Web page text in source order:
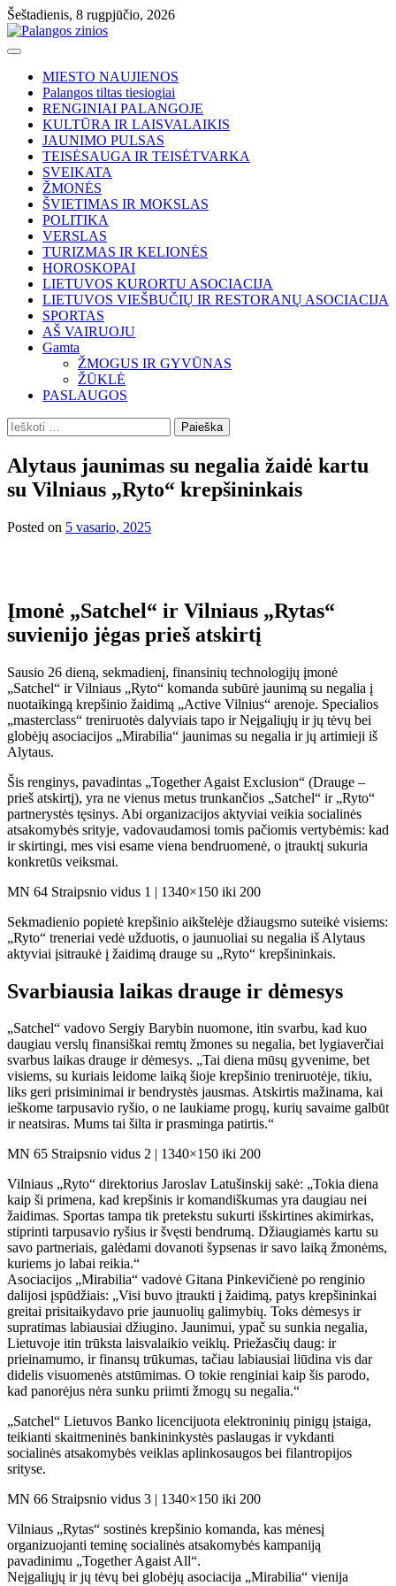
Skip
to
content
Šeštadienis, 8 rugpjūčio, 2026
MIESTO NAUJIENOS
Palangos tiltas tiesiogiai
RENGINIAI PALANGOJE
KULTŪRA IR LAISVALAIKIS
JAUNIMO PULSAS
TEISĖSAUGA IR TEISĖTVARKA
SVEIKATA
ŽMONĖS
ŠVIETIMAS IR MOKSLAS
POLITIKA
VERSLAS
TURIZMAS IR KELIONĖS
HOROSKOPAI
LIETUVOS KURORTU ASOCIACIJA
LIETUVOS VIEŠBUČIŲ IR RESTORANŲ ASOCIACIJA
SPORTAS
AŠ VAIRUOJU
Gamta
ŽMOGUS IR GYVŪNAS
ŽŪKLĖ
PASLAUGOS
Ieškoti:
Alytaus jaunimas su negalia žaidė kartu
su Vilniaus „Ryto“ krepšininkais
Posted on 5 vasario, 2025
Įmonė „Satchel“ ir Vilniaus „Rytas“
suvienijo jėgas prieš atskirtį
Sausio 26 dieną, sekmadienį, finansinių technologijų įmonė
„Satchel“ ir Vilniaus „Ryto“ komanda subūrė jaunimą su negalia į
nuotaikingą krepšinio žaidimą „Active Vilnius“ arenoje. Specialios
„masterclass“ treniruotės dalyviais tapo ir Neįgaliųjų ir jų tėvų bei
globėjų asociacijos „Mirabilia“ jaunimas su negalia ir jų artimieji iš
Alytaus.
Šis renginys, pavadintas „Together Agaist Exclusion“ (Drauge –
prieš atskirtį), yra ne vienus metus trunkančios „Satchel“ ir „Ryto“
partnerystės tęsinys. Abi organizacijos aktyviai veikia socialinės
atsakomybės srityje, vadovaudamosi tomis pačiomis vertybėmis: kad
ir skirtingi, mes visi esame viena bendruomenė, o įtrauktį sukuria
konkretūs veiksmai.
MN 64 Straipsnio vidus 1 | 1340×150 iki 200
Sekmadienio popietė krepšinio aikštelėje džiaugsmo suteikė visiems:
„Ryto“ treneriai vedė užduotis, o jaunuoliai su negalia iš Alytaus
aktyviai įsitraukė į žaidimą drauge su „Ryto“ krepšininkais.
Svarbiausia laikas drauge ir dėmesys
„Satchel“ vadovo Sergiy Barybin nuomone, itin svarbu, kad kuo
daugiau verslų finansiškai remtų žmones su negalia, bet lygiaverčiai
svarbus laikas drauge ir dėmesys. „Tai diena mūsų gyvenime, bet
visiems, su kuriais leidome laiką šioje krepšinio treniruotėje, tikiu,
liks geri prisiminimai ir bendrystės jausmas. Atskirtis mažinama, kai
ieškome tarpusavio ryšio, o ne laukiame progų, kurių savaime galbūt
ir neatsiras. Mums tai šilta ir prasminga patirtis.“
MN 65 Straipsnio vidus 2 | 1340×150 iki 200
Vilniaus „Ryto“ direktorius Jaroslav Latušinskij sakė: „Tokia diena
kaip ši primena, kad krepšinis ir komandiškumas yra daugiau nei
žaidimas. Sportas tampa tik pretekstu sukurti išskirtines akimirkas,
stiprinti tarpusavio ryšius ir švęsti bendrumą. Džiaugiamės kartu su
savo partneriais, galėdami dovanoti šypsenas ir savo laiką žmonėms,
kuriems jo labai reikia.“
Asociacijos „Mirabilia“ vadovė Gitana Pinkevičienė po renginio
dalijosi įspūdžiais: „Visi buvo įtraukti į žaidimą, patys krepšininkai
greitai prisitaikydavo prie jaunuolių galimybių. Toks dėmesys ir
supratimas labiausiai džiugino. Jaunimui, ypač su sunkia negalia,
Lietuvoje itin trūksta laisvalaikio veiklų. Priežasčių daug: ir
prieinamumo, ir finansų trūkumas, tačiau labiausiai liūdina vis dar
didelis visuomenės atstūmimas. O tokie renginiai kaip šis parodo,
kad panorėjus nėra sunku priimti žmogų su negalia.“
„Satchel“ Lietuvos Banko licencijuota elektroninių pinigų įstaiga,
teikianti skaitmeninės bankininkystės paslaugas ir vykdanti
socialinės atsakomybės veiklas aplinkosaugos bei filantropijos
srityse.
MN 66 Straipsnio vidus 3 | 1340×150 iki 200
Vilniaus „Rytas“ sostinės krepšinio komanda, kas mėnesį
organizuojanti teminę socialinės atsakomybės kampaniją
pavadinimu „Together Agaist All“.
Neįgaliųjų ir jų tėvų bei globėjų asociacija „Mirabilia“ vienija